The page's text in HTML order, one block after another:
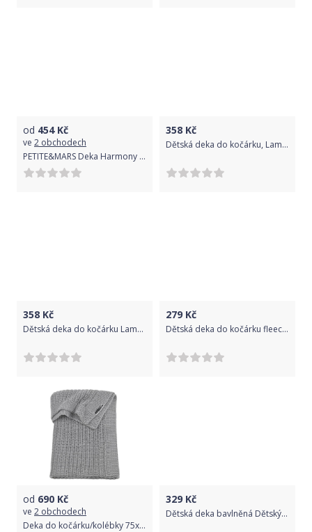
od 454Kč
ve 2 obchodech
PETITE&MARS Deka Harmony Cute Grey 80 x 100 cm
358 Kč
Dětská deka do kočárku, Lama, bílá s Ovečkou, Dětský svět
358 Kč
Dětská deka do kočárku Lama, růžová s motýlkem
279 Kč
Dětská deka do kočárku fleece, modrá se slonem
od 690 Kč
ve 2 obchodech
Deka do kočárku/kolébky 75x100 cm Meyco Harringbone Grey 2020
329 Kč
Dětská deka bavlněná Dětský svět roztomilá opička se srdíčkem